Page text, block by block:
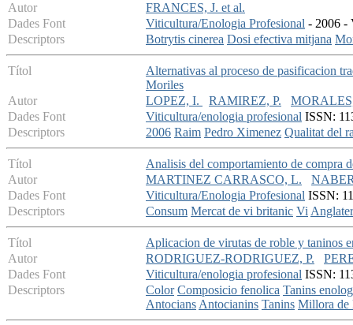
Autor
FRANCES, J. et al.
Dades Font
Viticultura/Enologia Profesional - 2006 -
Descriptors
Botrytis cinerea Dosi efectiva mitjana
Títol
Alternativas al proceso de pasificacion
Moriles
Autor
LOPEZ, I. RAMIREZ, P.
Dades Font
Viticultura/enologia profesional ISSN:
Descriptors
2006 Raim Pedro Ximenez Qualitat del
Títol
Analisis del comportamiento de compra
Autor
MARTINEZ CARRASCO, L.
Dades Font
Viticultura/Enologia Profesional ISSN:
Descriptors
Consum Mercat de vi britanic Vi
Títol
Aplicacion de virutas de roble y taninos
Autor
RODRIGUEZ-RODRIGUEZ, P.
Dades Font
Viticultura/enologia profesional ISSN:
Descriptors
Color Composicio fenolica Tanins
AntociansAntocianins Tanins Millora de